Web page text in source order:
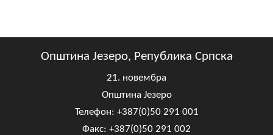
Општина Језеро, Република Српска
21. новембра
Општина Језеро
Телефон: +387(0)50 291 001
Факс: +387(0)50 291 002